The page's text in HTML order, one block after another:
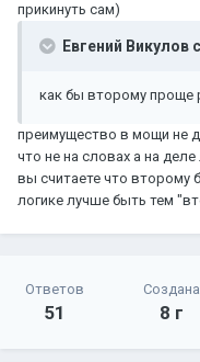
прикинуть сам)
Евгений Викулов
как бы второму проще
преимущество в мощи не
что не на словах а на
вы считаете что второму
логике лучше быть тем
Ответов
51
Создана
8 г